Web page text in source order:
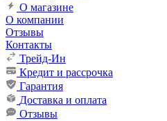
О магазине
О компании
Отзывы
Контакты
Трейд-Ин
Кредит и рассрочка
Гарантия
Доставка и оплата
Отзывы